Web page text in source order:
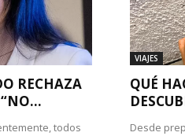
RECHAZA
todos
VIAJES
QUÉ
Desde